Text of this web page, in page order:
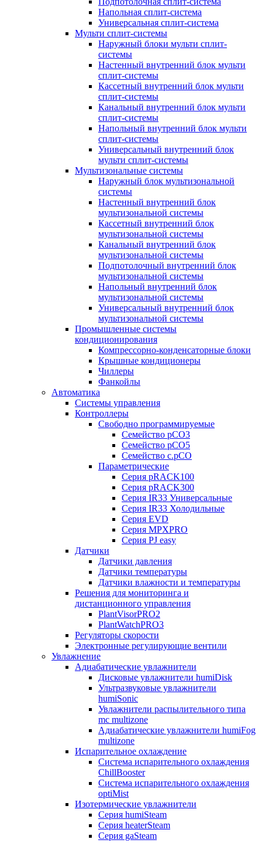
Напольная сплит-система
Универсальная сплит-система
Мульти сплит-системы
Наружный блоки мульти сплит-
системы
Настенный внутренний блок мульти
сплит-системы
Кассетный внутренний блок мульти
сплит-системы
Канальный внутренний блок мульти
сплит-системы
Напольный внутренний блок мульти
сплит-системы
Универсальный внутренний блок
мульти сплит-системы
Мультизональные системы
Наружный блок мультизональной
системы
Настенный внутренний блок
мультизональной системы
Кассетный внутренний блок
мультизональной системы
Канальный внутренний блок
мультизональной системы
Подпотолочный внутренний блок
мультизональной системы
Напольный внутренний блок
мультизональной системы
Универсальный внутренний блок
мультизональной системы
Промышленные системы
кондиционирования
Компрессорно-конденсаторные блоки
Крышные кондиционеры
Чиллеры
Фанкойлы
Автоматика
Системы управления
Контроллеры
Свободно программируемые
Семейство pCO3
Семейство pCO5
Семейство c.pCO
Параметрические
Серия pRACK100
Серия pRACK300
Серия IR33 Универсальные
Серия IR33 Холодильные
Серия EVD
Серия MPXPRO
Серия PJ easy
Датчики
Датчики давления
Датчики температуры
Датчики влажности и температуры
Решения для мониторинга и
дистанционного управления
PlantVisorPRO2
PlantWatchPRO3
Регуляторы скорости
Электронные регулирующие вентили
Увлажнение
Адиабатические увлажнители
Дисковые увлажнители humiDisk
Ультразвуковые увлажнители
humiSonic
Увлажнители распылительного типа
mc multizone
Адиабатические увлажнители humiFog
multizone
Испарительное охлаждение
Система испарительного охлаждения
ChillBooster
Система испарительного охлаждения
optiMist
Изотермические увлажнители
Серия humiSteam
Серия heaterSteam
Серия gaSteam